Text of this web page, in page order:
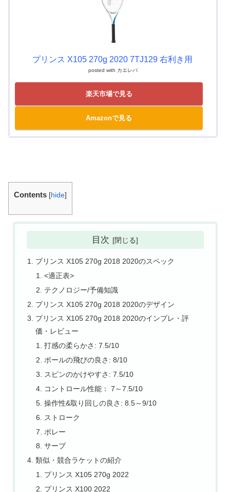
プリンス X105 270g 2020 7TJ129 右利き用
posted with カエレバ
楽天市場で見る
Amazonで見る
Contents [hide]
目次
プリンス X105 270g 2018 2020のスペック
<適正表>
テクノロジー/予備知識
プリンス X105 270g 2018 2020のデザイン
プリンス X105 270g 2018 2020のインプレ・評
価・レビュー
打感の柔らかさ: 7.5/10
ボールの飛びの良さ: 8/10
スピンのかけやすさ: 7.5/10
コントロール性能： 7～7.5/10
操作性&取り回しの良さ: 8.5～9/10
ストローク
ボレー
サーブ
類似・競合ラケットの紹介
プリンス X105 270g 2022
プリンス X100 2022